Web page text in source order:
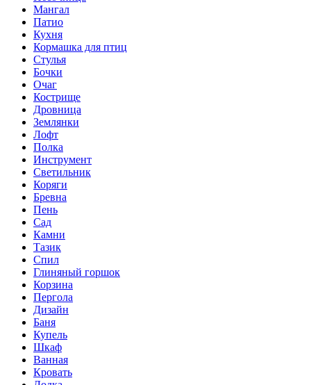
Мангал
Патио
Кухня
Кормашка для птиц
Стулья
Бочки
Очаг
Кострище
Дровница
Землянки
Лофт
Полка
Инструмент
Светильник
Коряги
Бревна
Пень
Сад
Камни
Тазик
Спил
Глиняный горшок
Корзина
Пергола
Дизайн
Баня
Купель
Шкаф
Ванная
Кровать